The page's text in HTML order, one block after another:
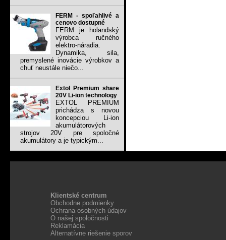
FERM - spoľahlivé a
cenovo dostupné
FERM je holandský
výrobca ručného
elektro-náradia.
Dynamika, sila,
premyslené inovácie výrobkov a
chuť neustále niečo...
Extol Premium share
20V Li-ion technology
EXTOL PREMIUM
prichádza s novou
koncepciou Li-ion
akumulátorových
strojov 20V pre spoločné
akumulátory a je typickým...
Klientské centrum
Obchodne podmienky
Ochrana osobných údajov
O našej spoločnosti
Reklamácia
Alternatívne riešenie sporov